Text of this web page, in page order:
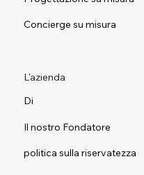
Concierge su misura
L'azienda
Di
Il nostro Fondatore
politica sulla riservatezza